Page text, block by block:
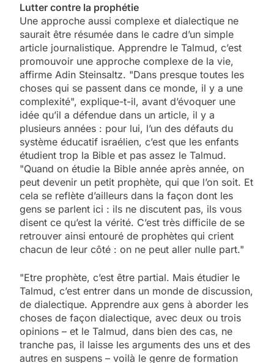
Lutter contre la prophétie
Une approche aussi complexe et dialectique ne
saurait être résumée dans le cadre d’un simple
article journalistique. Apprendre le Talmud, c’est
promouvoir une approche complexe de la vie,
affirme Adin Steinsaltz. "Dans presque toutes les
choses qui se passent dans ce monde, il y a une
complexité", explique-t-il, avant d’évoquer une
idée qu’il a défendue dans un article, il y a
plusieurs années : pour lui, l’un des défauts du
système éducatif israélien, c’est que les enfants
étudient trop la Bible et pas assez le Talmud.
"Quand on étudie la Bible année après année, on
peut devenir un petit prophète, qui que l’on soit. Et
cela se reflète d’ailleurs dans la façon dont les
gens se parlent ici : ils ne discutent pas, ils vous
disent ce qu’est la vérité. C’est très difficile de se
retrouver ainsi entouré de prophètes qui crient
chacun de leur côté : on ne peut aller nulle part."
"Etre prophète, c’est être partial. Mais étudier le
Talmud, c’est entrer dans un monde de discussion,
de dialectique. Apprendre aux gens à aborder les
choses de façon dialectique, avec deux ou trois
opinions – et le Talmud, dans bien des cas, ne
tranche pas, il laisse les arguments des uns et des
autres en suspens – voilà le genre de formation